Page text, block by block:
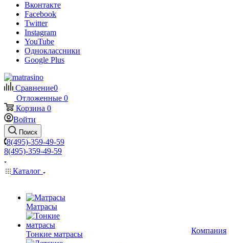
Вконтакте
Facebook
Twitter
Instagram
YouTube
Одноклассники
Google Plus
Сравнение0
Отложенные 0
Корзина 0
Войти
Поиск
8(495)-359-49-59
8(495)-359-49-59
Каталог
Матрасы
Тонкие матрасы
Компания